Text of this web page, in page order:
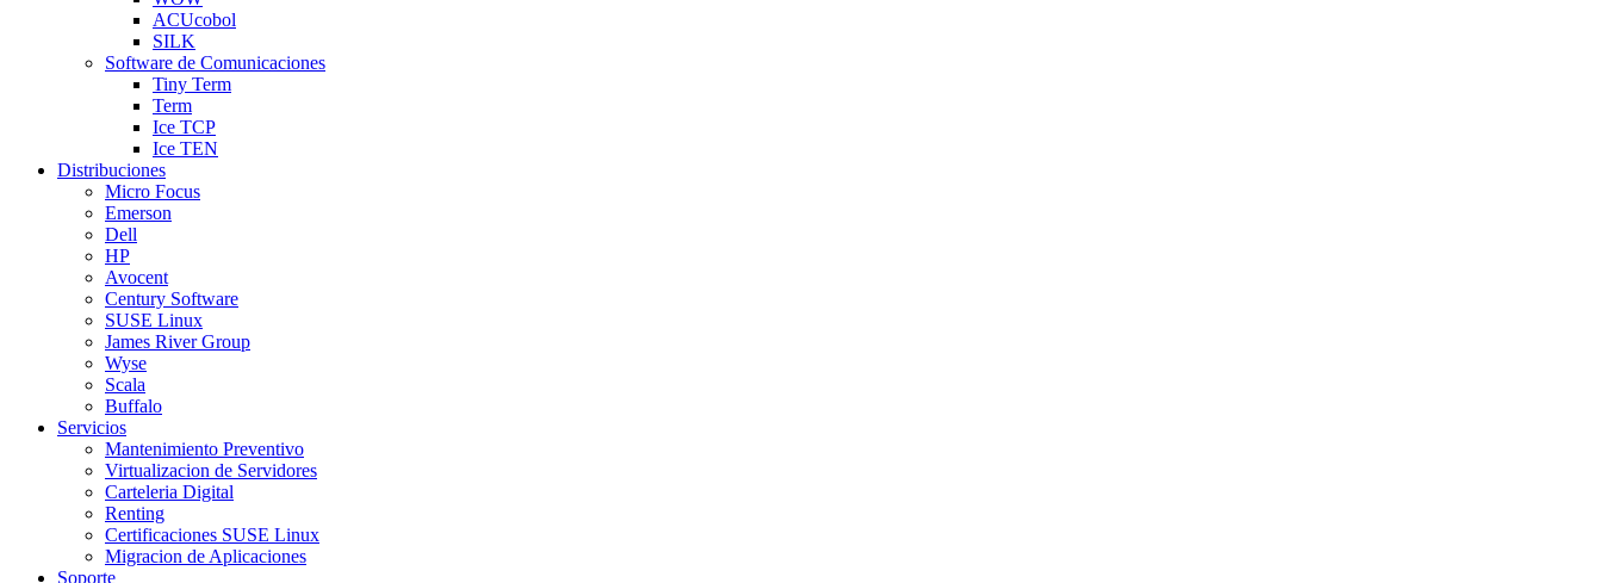
ACUcobol
SILK
Software de Comunicaciones
Tiny Term
Term
Ice TCP
Ice TEN
Distribuciones
Micro Focus
Emerson
Dell
HP
Avocent
Century Software
SUSE Linux
James River Group
Wyse
Scala
Buffalo
Servicios
Mantenimiento Preventivo
Virtualizacion de Servidores
Carteleria Digital
Renting
Certificaciones SUSE Linux
Migracion de Aplicaciones
Soporte